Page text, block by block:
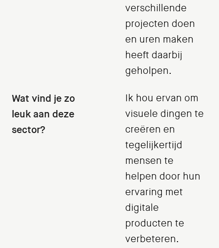
verschillende
projecten doen
en uren maken
heeft daarbij
geholpen.
Wat vind je zo
leuk aan deze
sector?
Ik hou ervan om
visuele dingen te
creëren en
tegelijkertijd
mensen te
helpen door hun
ervaring met
digitale
producten te
verbeteren.